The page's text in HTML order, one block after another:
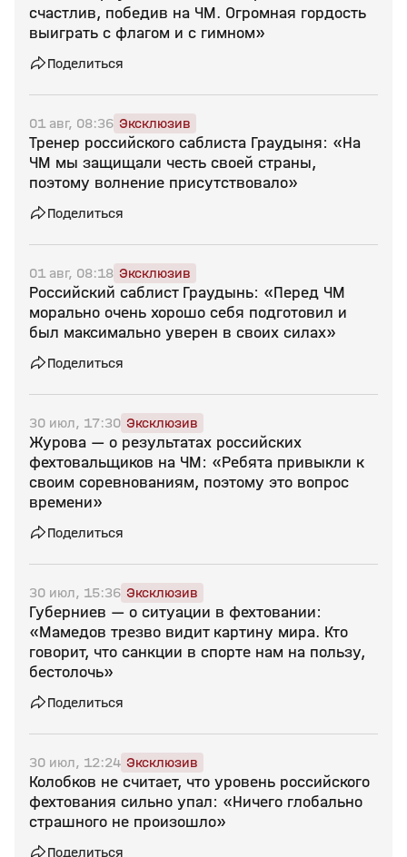
счастлив, победив на ЧМ. Огромная гордость
выиграть с флагом и с гимном»
Поделиться
01 авг, 08:36 Эксклюзив
Тренер российского саблиста Граудыня: «На
ЧМ мы защищали честь своей страны,
поэтому волнение присутствовало»
Поделиться
01 авг, 08:18 Эксклюзив
Российский саблист Граудынь: «Перед ЧМ
морально очень хорошо себя подготовил и
был максимально уверен в своих силах»
Поделиться
30 июл, 17:30 Эксклюзив
Журова — о результатах российских
фехтовальщиков на ЧМ: «Ребята привыкли к
своим соревнованиям, поэтому это вопрос
времени»
Поделиться
30 июл, 15:36 Эксклюзив
Губерниев — о ситуации в фехтовании:
«Мамедов трезво видит картину мира. Кто
говорит, что санкции в спорте нам на пользу,
бестолочь»
Поделиться
30 июл, 12:24 Эксклюзив
Колобков не считает, что уровень российского
фехтования сильно упал: «Ничего глобально
страшного не произошло»
Поделиться